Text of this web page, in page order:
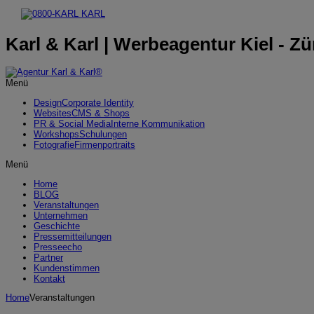
Karl & Karl | Werbeagentur Kiel -
Menü
DesignCorporate Identity
WebsitesCMS & Shops
PR & Social Media Interne Kommunikation
WorkshopsSchulungen
FotografieFirmenportraits
Menü
Home
BLOG
Veranstaltungen
Unternehmen
Geschichte
Pressemitteilungen
Presseecho
Partner
Kundenstimmen
Kontakt
HomeVeranstaltungen